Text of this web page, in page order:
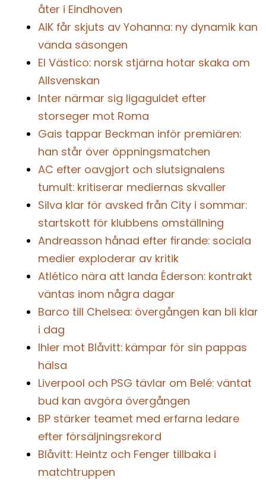
åter i Eindhoven
AIK får skjuts av Yohanna: ny dynamik kan
vända säsongen
El Västico: norsk stjärna hotar skaka om
Allsvenskan
Inter närmar sig ligaguldet efter
storseger mot Roma
Gais tappar Beckman inför premiären:
han står över öppningsmatchen
AC efter oavgjort och slutsignalens
tumult: kritiserar mediernas skvaller
Silva klar för avsked från City i sommar:
startskott för klubbens omställning
Andreasson hånad efter firande: sociala
medier exploderar av kritik
Atlético nära att landa Éderson: kontrakt
väntas inom några dagar
Barco till Chelsea: övergången kan bli klar
i dag
Ihler mot Blåvitt: kämpar för sin pappas
hälsa
Liverpool och PSG tävlar om Belé: väntat
bud kan avgöra övergången
BP stärker teamet med erfarna ledare
efter försäljningsrekord
Blåvitt: Heintz och Fenger tillbaka i
matchtruppen